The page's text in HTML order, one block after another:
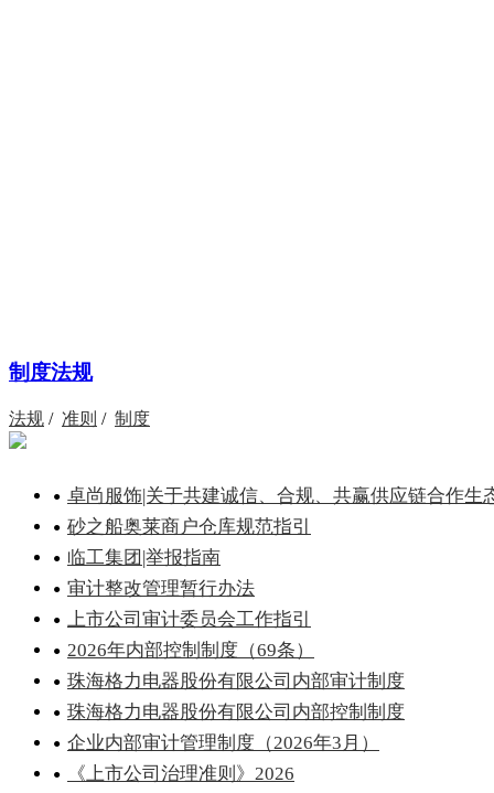
制度法规
法规 / 准则 / 制度
卓尚服饰|关于共建诚信、合规、共赢供应链合作生
砂之船奥莱商户仓库规范指引
临工集团|举报指南
审计整改管理暂行办法
上市公司审计委员会工作指引
2026年内部控制制度（69条）
珠海格力电器股份有限公司内部审计制度
珠海格力电器股份有限公司内部控制制度
企业内部审计管理制度（2026年3月）
《上市公司治理准则》2026